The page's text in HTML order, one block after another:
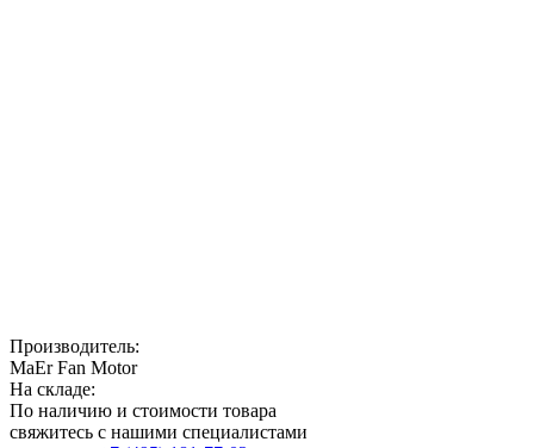
Производитель:
MaEr Fan Motor
На складе:
По наличию и стоимости товара
свяжитесь с нашими специалистами